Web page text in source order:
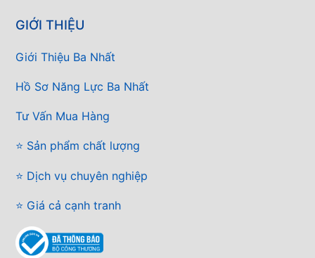
GIỚI THIỆU
Giới Thiệu Ba Nhất
Hồ Sơ Năng Lực Ba Nhất
Tư Vấn Mua Hàng
⭐ Sản phẩm chất lượng
⭐ Dịch vụ chuyên nghiệp
⭐ Giá cả cạnh tranh